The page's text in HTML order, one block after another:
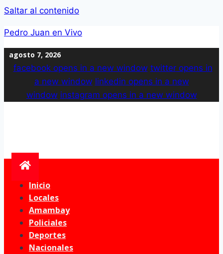
Saltar al contenido
Pedro Juan en Vivo
agosto 7, 2026
facebookopens in a new window twitteropens in
a new window linkedin opens in a new
window instagram opens in a new window
Inicio
Locales
Amambay
Policiales
Deportes
Nacionales